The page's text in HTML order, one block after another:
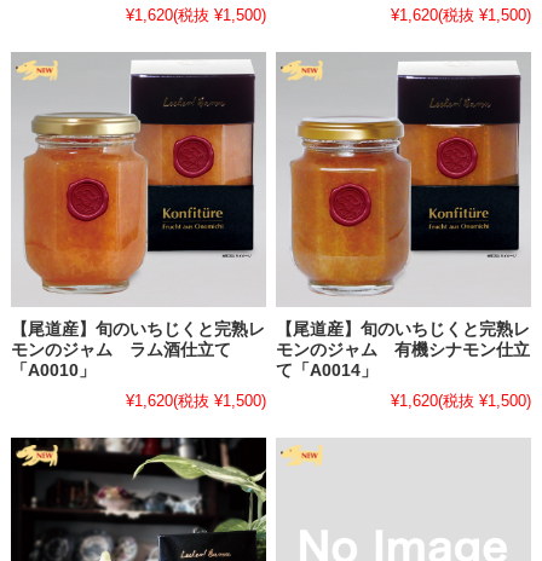
さと上品な香りの「完熟桃」でつくったジャムシリーズと「旬のプラ
瀬戸内尾道で育った「完熟桃」「プラム（すもも）」で作ったジャム
ができあがりました。
まるで桃そのものを食べているような濃厚で豊潤なジャムをお楽しみ
ください。7月末あたりまで桃がとれる間は商品を随時追加いたしま
▶▶▶ ジャム・コンフィチュール→もも
▶▶▶ジャム・コンフィチュール→プラム（スモモ）
2025.7.19
・【大変珍しい尾道産「ミラベル」でつくったジャム 近日販売開
始】
近日中にUP予定です。どうぞ楽しみにお待ちください。
▶▶▶ジャム・コンフィチュール→プラム
2025.7.7
・【「完熟桃」でつくったジャムシリーズ 近日販売開始】
¥1,620(税抜 ¥1,500)
¥1,620(税抜 ¥1,500)
【尾道産】旬のいちじくと完熟レ
モンのジャム ラム酒仕立て
「A0010」
¥1,620(税抜 ¥1,500)
【尾道産】旬のいちじくと完熟レ
モンのジャム 有機シナモン仕立
て「A0014」
¥1,620(税抜 ¥1,500)